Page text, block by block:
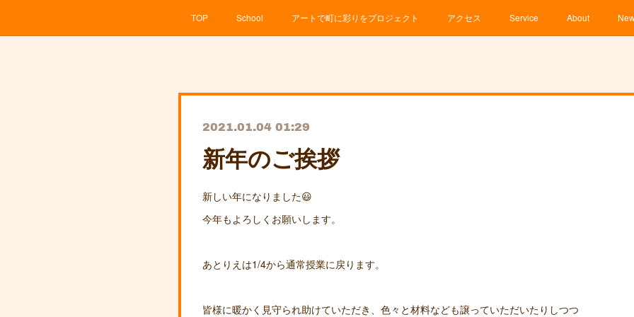
TOP School アートで町に彩りをプロジェクト アクセス Service About
2021.01.04 01:29
新年のご挨拶
新しい年になりました😃
今年もよろしくお願いします。
あとりえは1/4から通常授業に戻ります。
皆様に暖かく見守られ助けていただき、色々と材料なども譲っていただいたりしつつ